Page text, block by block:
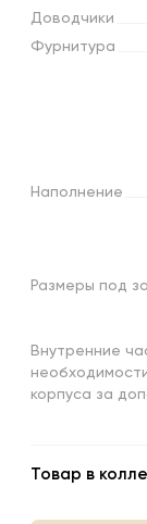
Доводчики
Фурнитура
Наполнение
Размеры под
Внутренние
корпуса за
Товар в